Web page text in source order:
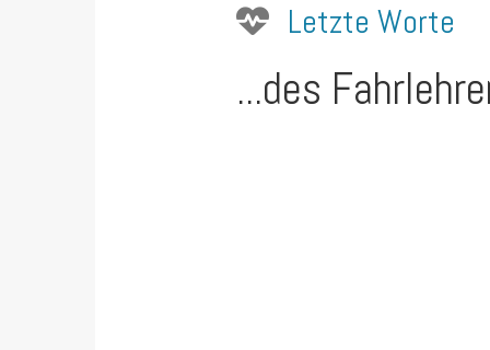
Letzte Worte
...des